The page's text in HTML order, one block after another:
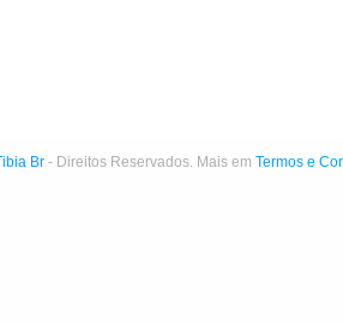
Br - Direitos Reservados. Mais em Termos e